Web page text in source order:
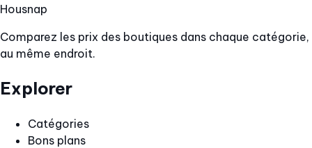
Housnap
Comparez les prix des boutiques dans chaque catégorie,
au même endroit.
Explorer
Catégories
Bons plans